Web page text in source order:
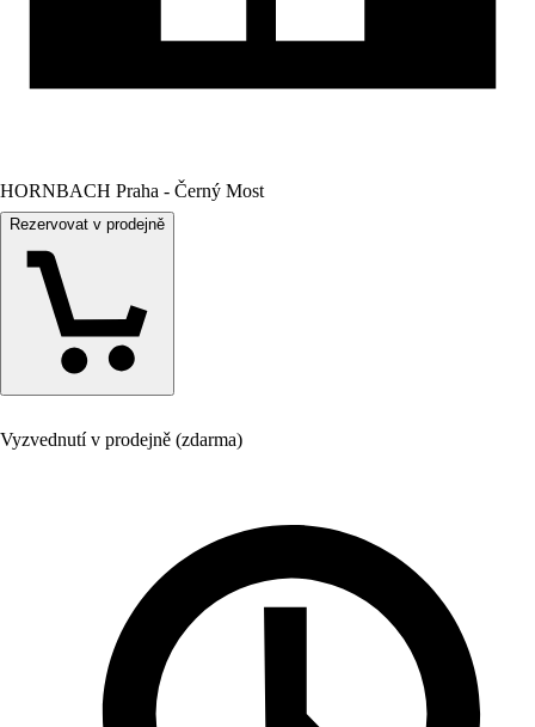
HORNBACH Praha - Černý Most
Rezervovat v prodejně
Vyzvednutí v prodejně (zdarma)